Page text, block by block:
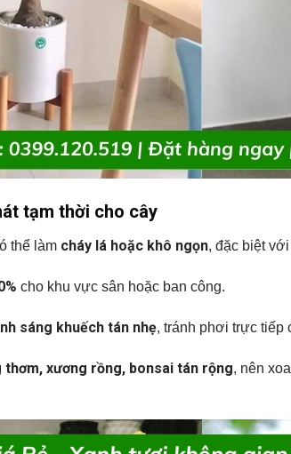
tạm thời cho cây
thể làm cháy lá hoặc khô ngọn, đặc biệt
cho khu vực sân hoặc ban công.
sáng khuếch tán nhẹ, tránh phơi trực tiếp
thơm, xương rồng, bonsai tán rộng, nên